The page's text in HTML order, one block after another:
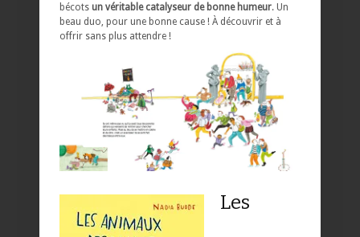
bécots un véritable catalyseur de bonne humeur. Un
beau duo, pour une bonne cause ! À découvrir et à
offrir sans plus attendre !
Les